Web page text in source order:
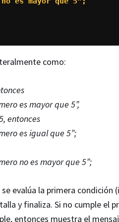
como:
es mayor que 5”,
entonces
es igual que 5”;
no es mayor que 5”;
evalúa la primera condición
y finaliza. Si no cumple el
entonces muestra el